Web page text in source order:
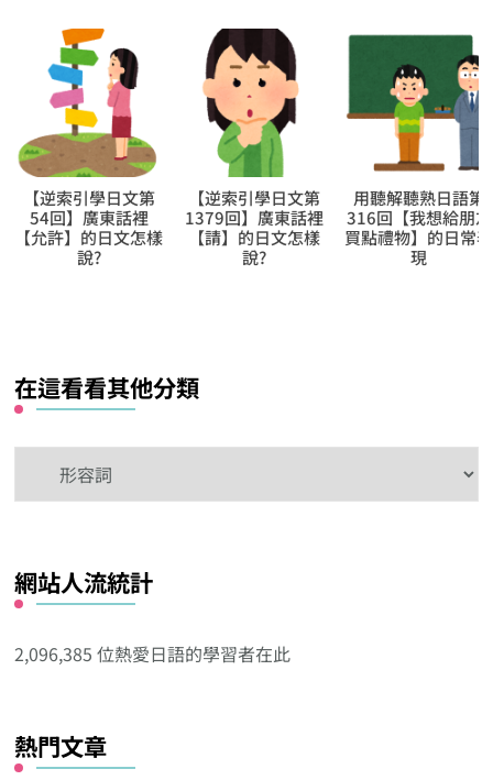
【逆索引學日文第
1379回】廣東話裡
【請】的日文怎樣
說?
用聽解聽熟日語第
316回【我想給朋友
買點禮物】的日常表
現
用聽解聽熟日語第
269回【這個月我參
加了四次會議】的日
常表現
在這看看其他分類
其
他
類
網站人流統計
2,096,385 位熱愛日語的學習者在此
熱門文章